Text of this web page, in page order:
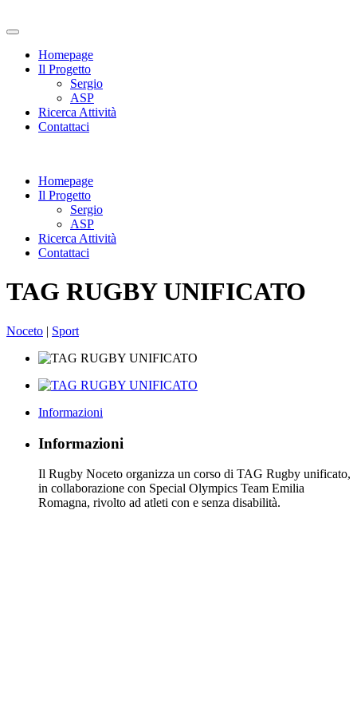
Homepage
Il Progetto
Sergio
ASP
Ricerca Attività
Contattaci
Homepage
Il Progetto
Sergio
ASP
Ricerca Attività
Contattaci
TAG RUGBY UNIFICATO
Noceto | Sport
Informazioni
Informazioni
Il Rugby Noceto organizza un corso di TAG Rugby unificato,
in collaborazione con Special Olympics Team Emilia
Romagna, rivolto ad atleti con e senza disabilità.